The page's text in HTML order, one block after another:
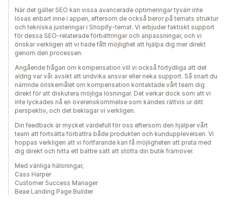
När det gäller SEO kan vissa avancerade optimeringar tyvärr inte
lösas enbart inne i appen, eftersom de också beror på temats struktur
och tekniska justeringar i Shopify-temat. Vi erbjuder faktiskt support
för dessa SEO-relaterade förbättringar och anpassningar, och vi
önskar verkligen att vi hade fått möjlighet att hjälpa dig mer direkt
genom den processen.
Angående frågan om kompensation vill vi också förtydliga att det
aldrig var vår avsikt att undvika ansvar eller neka support. Så snart du
nämnde önskemålet om kompensation kontaktade vårt team dig
direkt för att diskutera möjliga lösningar. Det verkar dock som att vi
inte lyckades nå en överenskommelse som kändes rättvis ur ditt
perspektiv, och det beklagar vi verkligen.
Din feedback är mycket värdefull för oss eftersom den hjälper vårt
team att fortsätta förbättra både produkten och kundupplevelsen. Vi
hoppas verkligen att vi fortfarande kan få möjligheten att prata med
dig direkt och hitta ett bättre sätt att stötta din butik framöver.
Med vänliga hälsningar,
Cass Harper
Customer Success Manager
Beae Landing Page Builder